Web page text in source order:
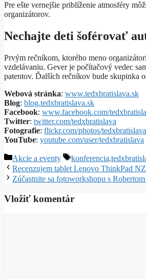
Pre ešte vernejšie priblíženie atmosféry
organizátorov.
Nechajte deti šoférovať
Prvým rečníkom, ktorého meno
vzdelávaniu. Gever je počítačový vedec
patentov. Ďalších rečníkov bude skupinka
Webová stránka: www.tedxbratislava.sk
Blog: blog.tedxbratislava.sk
Facebook: www.facebook.com/
Twitter: twitter.com/tedxbratislava
Fotografie: flickr.com/photos/tedxbratislava
YouTube: youtube.com/user/tedxbratislava
Kategórie
Akcie a eventy Značky
konferencia,
Recenzujem tablet Lenovo ThinkPad
Zúčastnite sa fotoworkshopu s
Vložiť komentár